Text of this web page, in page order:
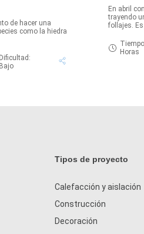
de hacer una
como la hiedra
Dificultad:
Bajo
En abril
trayendo
follajes.
Horas
Tipos de proyecto
Calefacción y aislación
Construcción
Decoración